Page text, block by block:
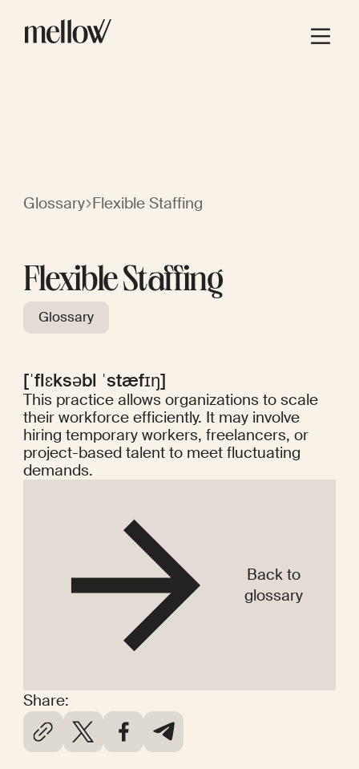
Glossary Flexible Staffing
Flexible Staffing
Glossary
Share:
[ˈflɛksəbl ˈstæfɪŋ]
This practice allows organizations to scale
their workforce efficiently. It may involve
hiring temporary workers, freelancers, or
project-based talent to meet fluctuating
demands.
Back to
glossary